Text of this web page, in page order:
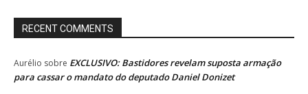
RECENT COMMENTS
Aurélio sobre EXCLUSIVO: Bastidores revelam suposta armação
para cassar o mandato do deputado Daniel Donizet